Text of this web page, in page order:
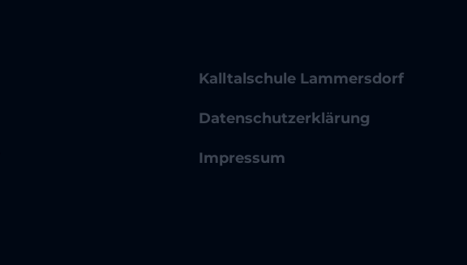
Kalltalschule Lammersdorf
Datenschutzerklärung
Impressum